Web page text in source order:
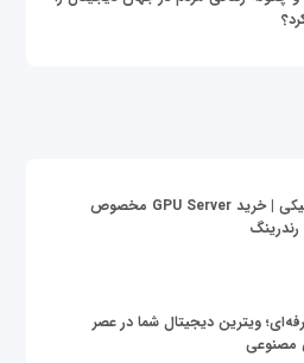
قیمت سرور گرافیکی | خرید GPU Server مخصوص
ویترین دیجیتال شما در عصر